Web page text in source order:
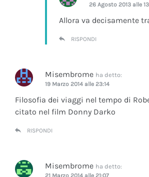
26 Agosto 2013 alle
Allora va decisamente
RISPONDI
Misembrome ha detto:
19 Marzo 2014 alle 23:14
Filosofia dei viaggi nel tempo di
citato nel film Donny Darko
RISPONDI
Misembrome ha detto:
21 Marzo 2014 alle 21:07